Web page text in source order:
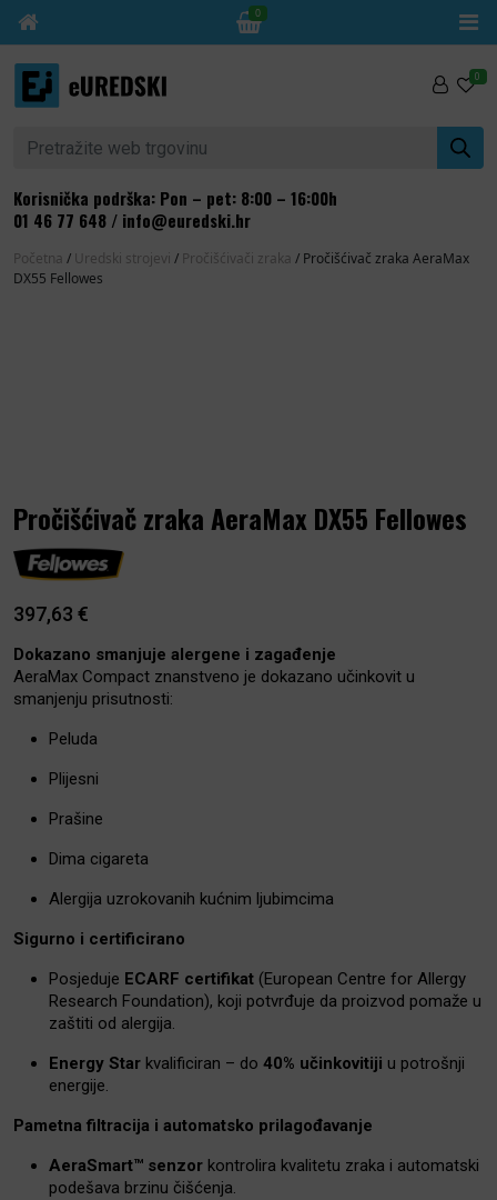
0
0
Pretraži:
Korisnička podrška: Pon – pet: 8:00 – 16:00h
01 46 77 648 / info@euredski.hr
Početna / Uredski strojevi / Pročišćivači zraka / Pročišćivač zraka AeraMax
DX55 Fellowes
Pročišćivač zraka AeraMax DX55 Fellowes
397,63 €
Dokazano smanjuje alergene i zagađenje
AeraMax Compact znanstveno je dokazano učinkovit u
smanjenju prisutnosti:
Peluda
Plijesni
Prašine
Dima cigareta
Alergija uzrokovanih kućnim ljubimcima
Sigurno i certificirano
Posjeduje ECARF certifikat (European Centre for Allergy
Research Foundation), koji potvrđuje da proizvod pomaže u
zaštiti od alergija.
Energy Star kvalificiran – do 40% učinkovitiji u potrošnji
energije.
Pametna filtracija i automatsko prilagođavanje
AeraSmart™ senzor kontrolira kvalitetu zraka i automatski
podešava brzinu čišćenja.